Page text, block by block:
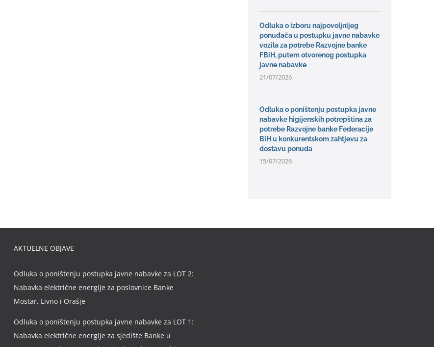
Odluka o izboru najpovoljnijeg
ponuđača u postupku javne nabavke
vozila za potrebe Razvojne banke
FBiH, putem otvorenog postupka
javne nabavke
21/07/2026
Odluka o poništenju postupka javne
nabavke higijenskih potrepština za
potrebe Razvojne banke Federacije
BiH u konkurentskom zahtjevu za
dostavu ponuda
15/07/2026
AKTUELNE OBJAVE
Odluka o poništenju postupka javne nabavke za LOT 2:
Nabavka električne energije za poslovnice Banke
Mostar, Livno i Orašje
Odluka o poništenju postupka javne nabavke za LOT 1:
Nabavka električne energije za sjedište Banke u